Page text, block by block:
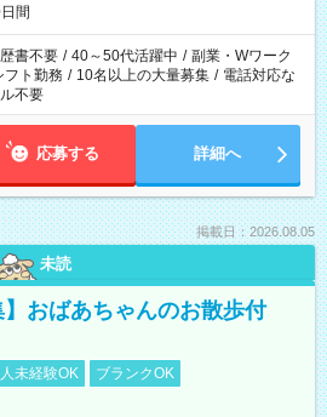
めな休憩があります。
間
書不要 / 40～50代活躍中 / 副業・Wワーク
フト勤務 / 10名以上の大量募集 / 電話対応な
不要
応募する 詳細へ
掲載日：2026.08.05
未読
】おばあちゃんのお散歩付
未経験OK
ブランクOK